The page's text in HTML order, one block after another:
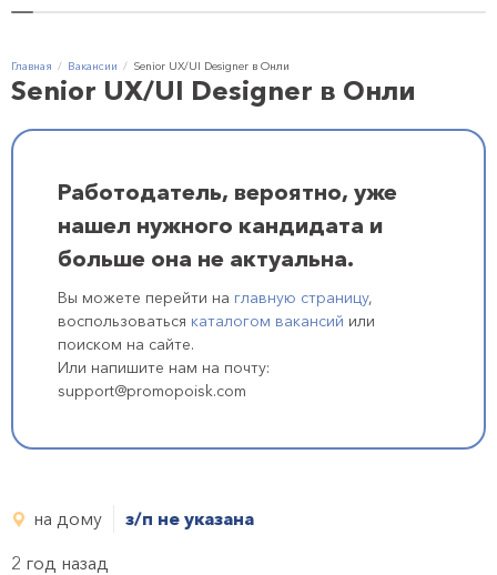
Главная Вакансии Senior UX/UI Designer в Онли
Senior UX/UI Designer в Онли
Работодатель, вероятно, уже
нашел нужного кандидата и
больше она не актуальна.
Вы можете перейти на главную страницу,
воспользоваться каталогом вакансий или
поиском на сайте.
Или напишите нам на почту:
support@promopoisk.com
на дому
з/п не указана
2 год назад